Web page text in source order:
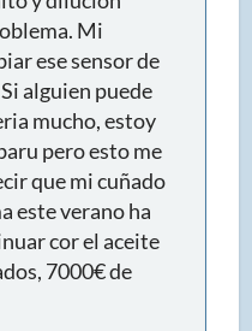
Mi
ese sensor de
alguien puede
mucho, estoy
pero esto me
que mi cuñado
este verano ha
cor el aceite
7000€ de